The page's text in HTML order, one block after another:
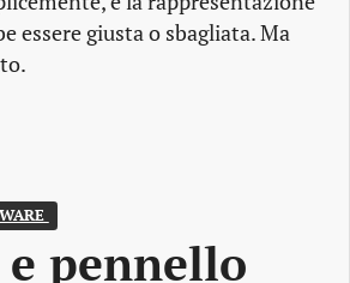
essere giusta o sbagliata. Ma
e pennello